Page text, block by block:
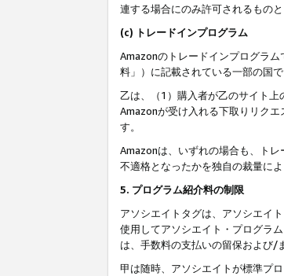
連する場合にのみ許可されるものと
(c) トレードインプログラム
Amazonのトレードインプログラ
料」）に記載されている一部の国で
乙は、（1）購入者が乙のサイト上
Amazonが受け入れる下取りリク
す。
Amazonは、いずれの場合も、ト
不適格となったかを独自の裁量によ
5. プログラム紹介料の制限
アソシエイトタグは、アソシエイ
使用してアソシエイト・プログラ
は、手数料の支払いの留保および/
甲は随時、アソシエイトが標準プ